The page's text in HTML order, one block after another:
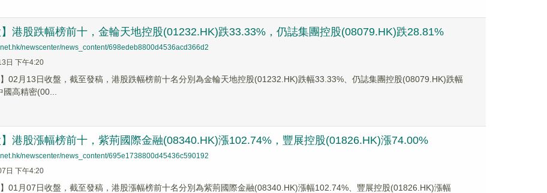
】港股跌幅榜前十，金輪天地控股(01232.HK)跌33.33%，仍誌集團控股(08079.HK)跌28.81%
newscenter/news_content/698edeb8800d4536acd366d2
日 下午4:20
】02月13日收盤，截至發稿，港股跌幅榜前十名分別為金輪天地控股(01232.HK)跌幅33.33%、仍誌集團控股(08079.HK)跌幅
高精密(00...
】港股漲幅榜前十，紫荊國際金融(08340.HK)漲102.74%，豐展控股(01826.HK)漲74.00%
newscenter/news_content/695e1738800d45436c590192
日 下午4:20
】01月07日收盤，截至發稿，港股漲幅榜前十名分別為紫荊國際金融(08340.HK)漲幅102.74%、豐展控股(01826.HK)漲幅